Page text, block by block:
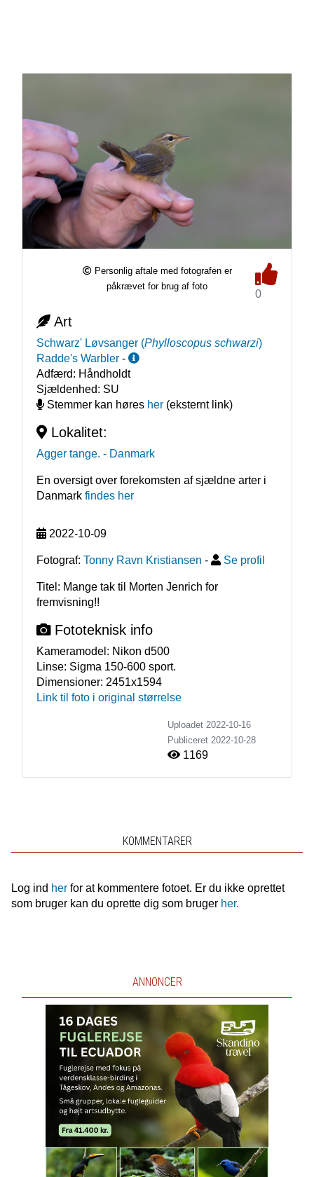
Personlig aftale med fotografen er
påkrævet for brug af foto
0
Art
Schwarz' Løvsanger (Phylloscopus schwarzi)
Radde's Warbler -
Adfærd: Håndholdt
Sjældenhed: SU
Stemmer kan høres her(eksternt link)
Lokalitet:
Agger tange. - Danmark
En oversigt over forekomsten af sjældne arter i
Danmark findes her
2022-10-09
Fotograf: Tonny Ravn Kristiansen - Se profil
Titel: Mange tak til Morten Jenrich for
fremvisning!!
Fototeknisk info
Kameramodel: Nikon d500
Linse: Sigma 150-600 sport.
Dimensioner: 2451x1594
Link til foto i original størrelse
Uploadet 2022-10-16
Publiceret 2022-10-28
1169
KOMMENTARER
Log ind herfor at kommentere fotoet. Er du ikke oprettet
som bruger kan du oprette dig som bruger her.
ANNONCER